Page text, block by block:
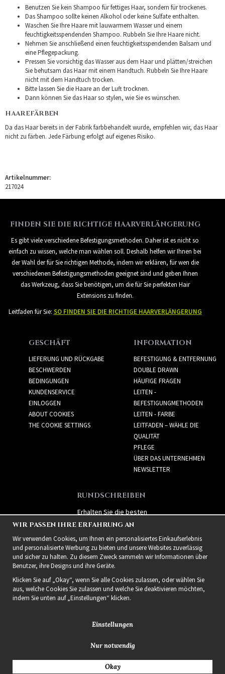
Benutzen Sie kein Shampoo für fettiges Haar, sondern für trockenes.
Das Shampoo sollte keinen Alkohol oder keine Sulfate enthalten.
Waschen Sie Ihre Haare mit lauwarmem Wasser und einem
feuchtigkeitsspendenden Shampoo. Rubbeln Sie Ihre Haare nicht.
Nehmen Sie anschließend einen feuchtigkeitsspendenden Balsam und
eine Pflegepackung.
Pressen Sie vorsichtig das Wasser aus dem Haar und plätten/streichen
Sie behutsam das Haar mit einem Handtuch. Rubbeln Sie Ihre Haare
nicht mit dem Handtuch trocken.
Bitte lassen Sie die Haare an der Luft trocknen.
Dann können Sie das Haar so stylen, wie Sie es wünschen.
HAAREFÄRBEN
Da das Haar bereits in der Fabrik farbbehandelt wurde, empfehlen wir, das Haar
nicht zu färben. Jede Färbung erfolgt auf eigenes Risiko.
Artikelnummer:
217024
FINDEN SIE DIE RICHTIGE HAARVERLÄNGERUNG
Es gibt viele verschiedene Befestigungsmethoden. Daher ist es nicht so
einfach zu wissen, welche man wählen soll. Deshalb helfen wir Ihnen bei
der Wahl der für Sie richtigen Methode, indem wir erklären, für wen die
verschiedenen Befestigungsmethoden geeignet sind und geben Ihnen
das Werkzeug, dass Sie benötigen, um die für Sie perfekten Hair
Extensions zu finden.
Leitfaden für Sie: SO FINDEN SIE DIE RICHTIGE HAARVERLÄNGERUNG
GESCHÄFT
LIEFERUNG UND RÜCKGABE
BESCHWERDEN
BEDINGUNGEN
KUNDENSERVICE
EINLOGGEN
ABOUT COOKIES
THE COOKIE SETTINGS
INFORMATION
BEFESTIGUNG & ENTFERNUNG
DOUBLE DRAWN
HÄUFIGE FRAGEN
LEITEN -
BEFESTIGUNGMETHODEN
LEITEN - FARBE
LEITFADEN – WÄHLE DIE
QUALITÄT
PFLEGE
ÜBER DAS UNTERNEHMEN
NEWSLETTER
RUNDSCHREIBEN
Erhalten Sie die besten
Angebote und spannende
neue Produkte!
2021 Delightful Hair
WIR PASSEN IHRE ERFAHRUNG AN
Wir verwenden Cookies, um Ihnen ein personalisiertes Einkaufserlebnis
und personalisierte Werbung zu bieten und unsere Websites zuverlässig
und sicher zu halten. Zu diesem Zweck sammeln wir Informationen über
Benutzer, ihre Designs und ihre Geräte.
Klicken Sie auf „Okay“, wenn Sie alle Cookies zulassen, oder wählen Sie
aus, welche Cookies Sie zulassen und welche Sie deaktivieren möchten,
indem Sie unten auf „Einstellungen“ klicken.
Einstellungen
Nur notwendig
Okay